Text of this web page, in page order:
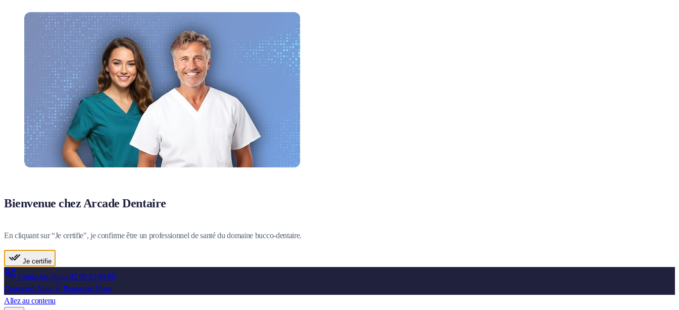
Bienvenue chez Arcade Dentaire
En cliquant sur “Je certifie", je confirme être un professionnel de santé du domaine bucco-dentaire.
Je certifie
Contactez-Nous02 99 83 88 89
Contactez-Nous À Propos de Nous
Allez au contenu